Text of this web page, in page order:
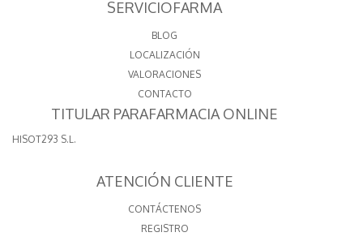
SERVICIOFARMA
BLOG
LOCALIZACIÓN
VALORACIONES
CONTACTO
TITULAR PARAFARMACIA ONLINE
HISOT293 S.L.
ATENCIÓN CLIENTE
CONTÁCTENOS
REGISTRO